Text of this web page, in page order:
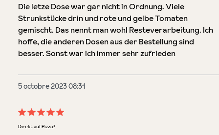
Die letze Dose war gar nicht in Ordnung. Viele
Strunkstücke drin und rote und gelbe Tomaten
gemischt. Das nennt man wohl Resteverarbeitung. Ich
hoffe, die anderen Dosen aus der Bestellung sind
besser. Sonst war ich immer sehr zufrieden
5 octobre 2023 08:31
Évaluation avec une note de 5 sur 5 étoiles
Direkt auf Pizza?